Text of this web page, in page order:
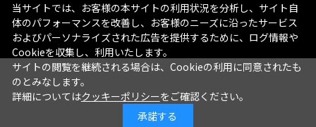
当サイトでは、お客様の本サイトの利用状況を分析し、サイト自
体のパフォーマンスを改善し、お客様のニーズに沿ったサービス
およびパーソナライズされた広告を提供するために、ログ情報や
Cookieを収集し、利用いたします。
サイトの閲覧を継続される場合は、Cookieの利用に同意されたも
のとみなします。
詳細についてはクッキーポリシーをご確認ください。
承諾する